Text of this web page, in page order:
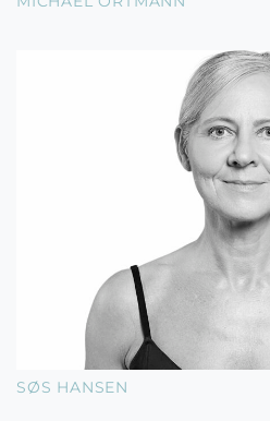
SØS HANSEN